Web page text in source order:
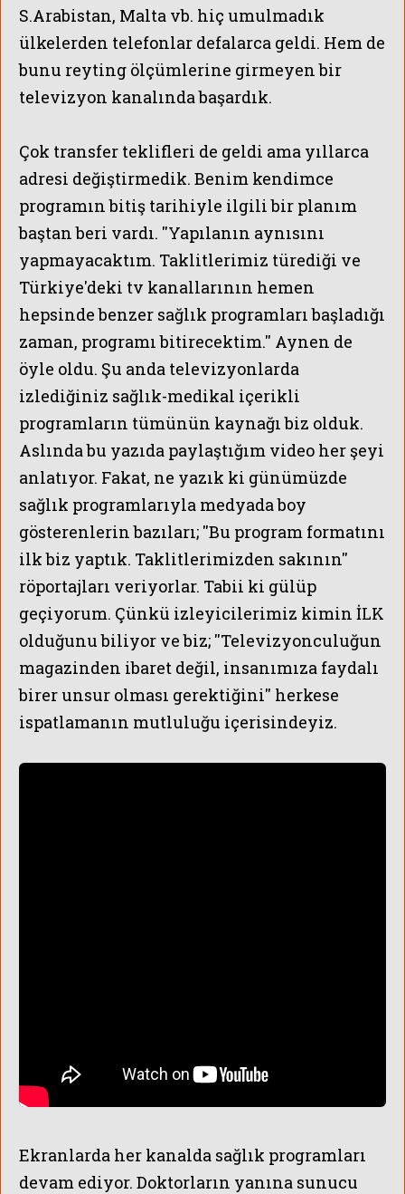
S.Arabistan, Malta vb. hiç umulmadık
ülkelerden telefonlar defalarca geldi. Hem de
bunu reyting ölçümlerine girmeyen bir
televizyon kanalında başardık.
Çok transfer teklifleri de geldi ama yıllarca
adresi değiştirmedik. Benim kendimce
programın bitiş tarihiyle ilgili bir planım
baştan beri vardı. ''Yapılanın aynısını
yapmayacaktım. Taklitlerimiz türediği ve
Türkiye'deki tv kanallarının hemen
hepsinde benzer sağlık programları başladığı
zaman, programı bitirecektim.'' Aynen de
öyle oldu. Şu anda televizyonlarda
izlediğiniz sağlık-medikal içerikli
programların tümünün kaynağı biz olduk.
Aslında bu yazıda paylaştığım video her şeyi
anlatıyor. Fakat, ne yazık ki günümüzde
sağlık programlarıyla medyada boy
gösterenlerin bazıları; ''Bu program formatını
ilk biz yaptık. Taklitlerimizden sakının''
röportajları veriyorlar. Tabii ki gülüp
geçiyorum. Çünkü izleyicilerimiz kimin İLK
olduğunu biliyor ve biz; ''Televizyonculuğun
magazinden ibaret değil, insanımıza faydalı
birer unsur olması gerektiğini'' herkese
ispatlamanın mutluluğu içerisindeyiz.
Ekranlarda her kanalda sağlık programları
devam ediyor. Doktorların yanına sunucu